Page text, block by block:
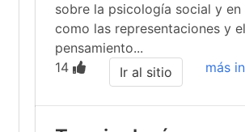
sobre la psicología social y en
como las representaciones y el
pensamiento...
14
más
Ir al sitio